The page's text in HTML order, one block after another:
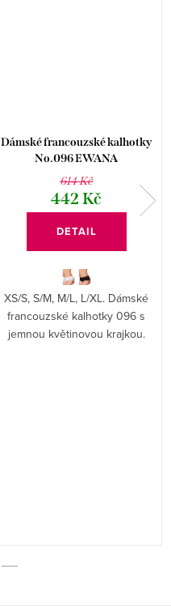
Dámské francouzské kalhotky
No.096 EWANA
614 Kč
442 Kč
DETAIL
XS/S, S/M, M/L, L/XL. Dámské
francouzské kalhotky 096 s
jemnou květinovou krajkou.